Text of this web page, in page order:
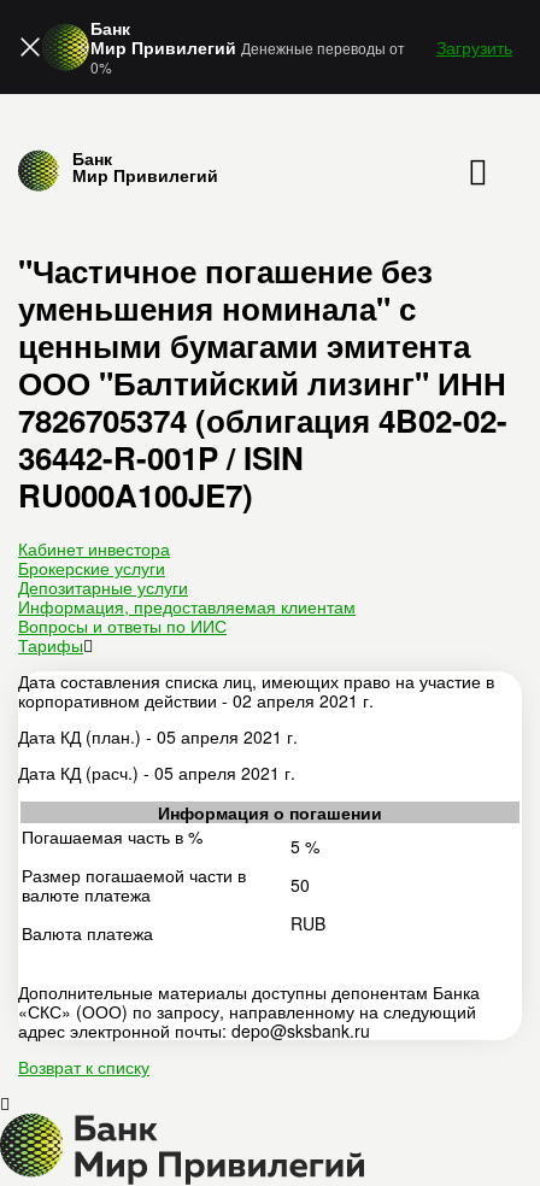
Банк
Мир Привилегий Денежные переводы от
0%
Загрузить
Банк
Мир Привилегий
"Частичное погашение без
уменьшения номинала" с
ценными бумагами эмитента
ООО "Балтийский лизинг" ИНН
7826705374 (облигация 4B02-02-
36442-R-001P / ISIN
RU000A100JE7)
Кабинет инвестора
Брокерские услуги
Депозитарные услуги
Информация, предоставляемая клиентам
Вопросы и ответы по ИИС
Тарифы
Дата составления списка лиц, имеющих право на участие в
корпоративном действии - 02 апреля 2021 г.
Дата КД (план.) - 05 апреля 2021 г.
Дата КД (расч.) - 05 апреля 2021 г.
Информация о погашении
Погашаемая часть в %
Размер погашаемой части в
валюте платежа
Валюта платежа
5 %
50
RUB
Дополнительные материалы доступны депонентам Банка
«СКС» (ООО) по запросу, направленному на следующий
адрес электронной почты: depo@sksbank.ru
Возврат к списку